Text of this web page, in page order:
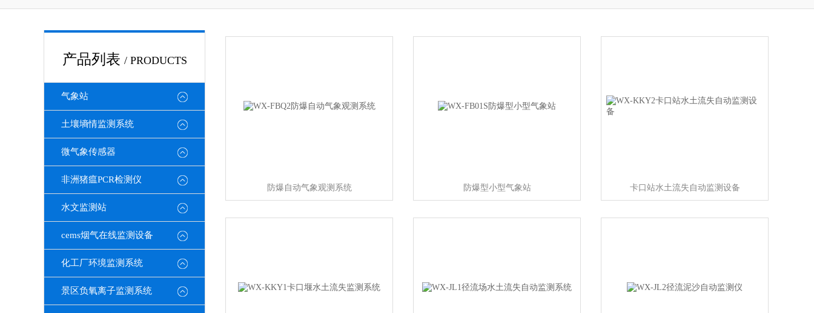
产品列表 / PRODUCTS
气象站
土壤墒情监测系统
微气象传感器
非洲猪瘟PCR检测仪
水文监测站
cems烟气在线监测设备
化工厂环境监测系统
景区负氧离子监测系统
防爆自动气象观测系统 防爆型小型气象站 卡口站水土流失自动监测设备